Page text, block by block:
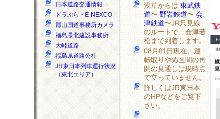
日本道路交通情報
ドラぷら・E-NEXCO
郡山国道事務所カメラ
福島県北建設事務所
大峠道路
福島県道路公社
JR東日本列車運行状況
（東北エリア）
浅草からは東武鉄
道〜 野岩鉄道〜会
津鉄道〜JR只見線
のルートで、会津若
松まで到着します。
08月01日現在、運
転取りやめ区間の再
開の見通しは現時点
で立っていません。
詳しくはJR東日本
のHPなどをご覧下
さい。